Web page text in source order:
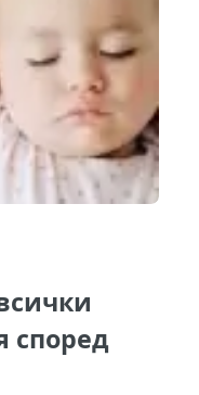
според